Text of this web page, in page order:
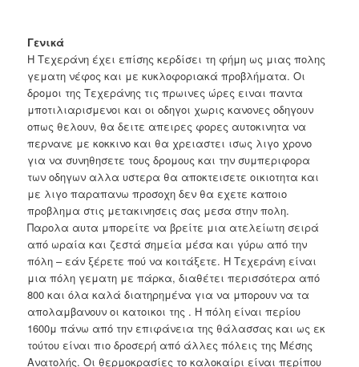
Γενικά
H Τεχεράνη έχει επίσης κερδίσει τη φήμη ως μιας πολης
γεματη νέφος και με κυκλοφοριακά προβλήματα. Οι
δρομοι της Τεχεράνης τις πρωινες ώρες ειναι παντα
μποτιλιαρισμενοι και οι οδηγοι χωρις κανονες οδηγουν
οπως θελουν, θα δειτε απειρες φορες αυτοκινητα να
περνανε με κοκκινο και θα χρειαστει ισως λιγο χρονο
για να συνηθησετε τους δρομους και την συμπεριφορα
των οδηγων αλλα υστερα θα αποκτεισετε οικιοτητα και
με λιγο παραπανω προσοχη δεν θα εχετε καποιο
προβλημα στις μετακινησεις σας μεσα στην πολη.
Παρολα αυτα μπορείτε να βρείτε μια ατελείωτη σειρά
από ωραία και ζεστά σημεία μέσα και γύρω από την
πόλη – εάν ξέρετε πού να κοιτάξετε. Η Τεχεράνη είναι
μια πόλη γεματη με πάρκα, διαθέτει περισσότερα από
800 και όλα καλά διατηρημένα για να μπορουν να τα
απολαμβανουν οι κατοικοι της . Η πόλη είναι περίου
1600μ πάνω από την επιφάνεια της θάλασσας και ως εκ
τούτου είναι πιο δροσερή από άλλες πόλεις της Μέσης
Ανατολής. Οι θερμοκρασίες το καλοκαίρι είναι περίπου